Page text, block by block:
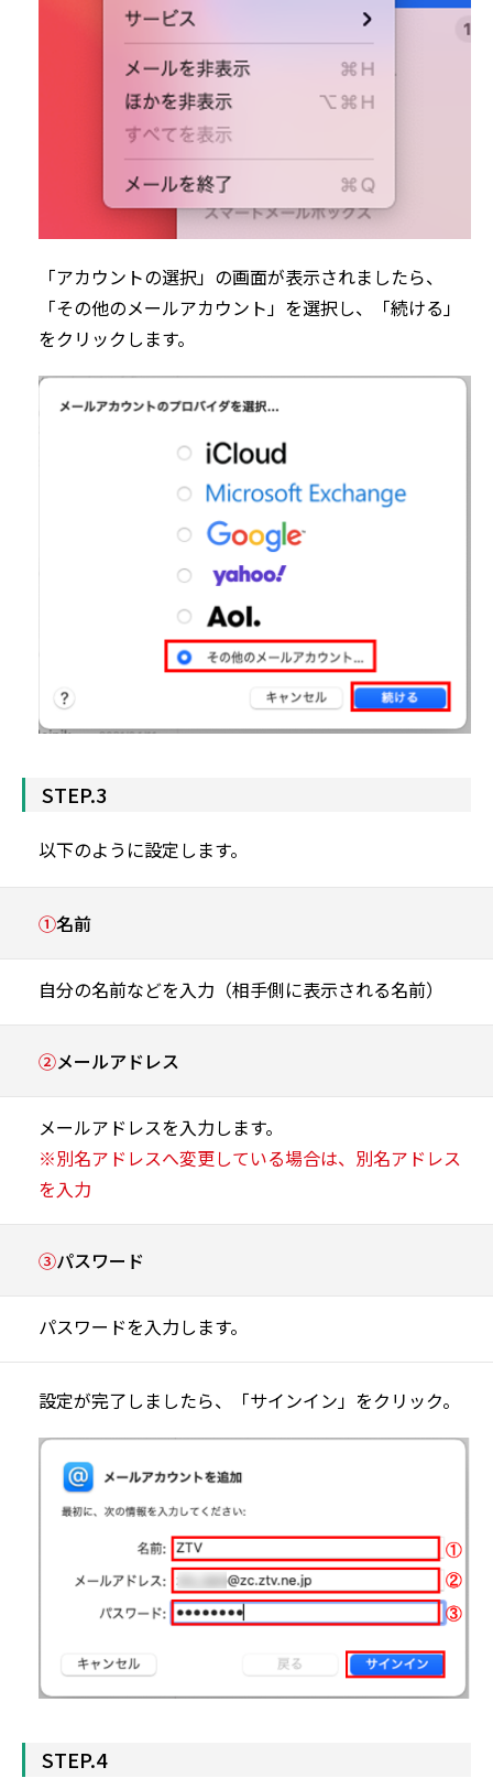
「アカウントの選択」の画面が表示されましたら、
「その他のメールアカウント」を選択し、「続ける」
をクリックします。
STEP.3
以下のように設定します。
①名前
自分の名前などを入力（相手側に表示される名前）
②メールアドレス
メールアドレスを入力します。
※別名アドレスへ変更している場合は、別名アドレス
を入力
③パスワード
パスワードを入力します。
設定が完了しましたら、「サインイン」をクリック。
STEP.4